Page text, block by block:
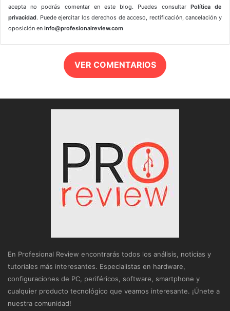
acepta no podrás comentar en este blog. Puedes consultar Política de
privacidad. Puede ejercitar los derechos de acceso, rectificación, cancelación y
oposición en info@profesionalreview.com
VER COMENTARIOS
En Profesional Review encontrarás todos los análisis, noticias y
tutoriales más interesantes. Especialistas en hardware,
configuraciones de PC, periféricos, software, smartphone y
cualquier producto tecnológico que veamos interesante. ¡Únete a
nuestra comunidad!